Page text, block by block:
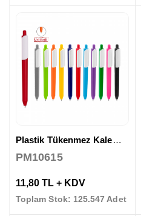
Plastik Tükenmez Kalem ( Jel Refil )
PM10615
11,80 TL + KDV
Toplam Stok: 125.547 Adet